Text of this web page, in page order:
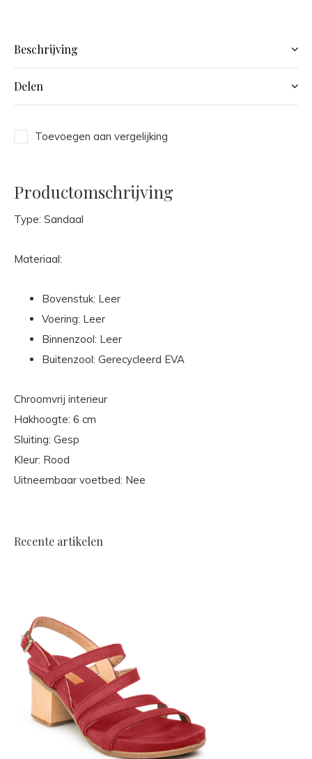
Beschrijving
Delen
Toevoegen aan vergelijking
Productomschrijving
Type: Sandaal
Materiaal:
Bovenstuk: Leer
Voering: Leer
Binnenzool: Leer
Buitenzool: Gerecycleerd EVA
Chroomvrij interieur
Hakhoogte: 6 cm
Sluiting: Gesp
Kleur: Rood
Uitneembaar voetbed: Nee
Recente artikelen